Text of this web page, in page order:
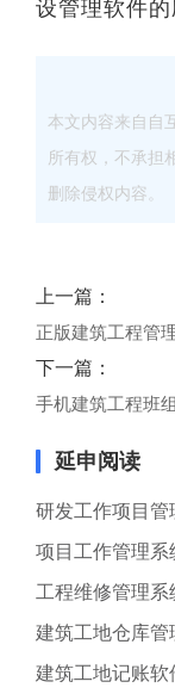
设管理软件
本文内容来自自
所有权，不承担
删除侵权内容。
上一篇：
正版建筑工程管
下一篇：
手机建筑工程班
延申阅读
研发工作项目管
项目工作管理系
工程维修管理系
建筑工地仓库管
建筑工地记账软